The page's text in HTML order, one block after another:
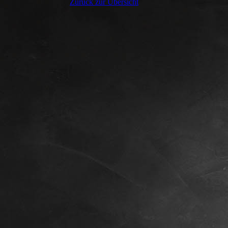
Zurück zur Übersicht